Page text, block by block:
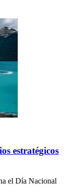
estratégicos
el Día Nacional